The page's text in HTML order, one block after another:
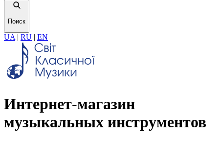
Поиск
UA | RU | EN
Интернет-магазин
музыкальных инструментов